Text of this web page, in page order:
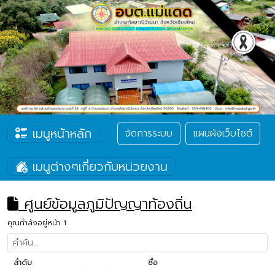
เมนูหน้าหลัก จัดการระบบ แผนผังเว็บไซต์
เมนูต่างๆเกี่ยวกับหน่วยงาน
ศูนย์ข้อมูลภูมิปัญญาท้องถิ่น
คุณกำลังอยู่หน้า 1
ลำดับ
ชื่อ